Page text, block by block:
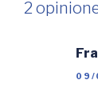
2
09/